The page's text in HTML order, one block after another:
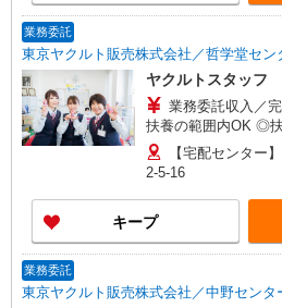
業務委託
東京ヤクルト販売株式会社／哲学堂セン
ヤクルトスタッフ
業務委託収入／
扶養の範囲内OK ◎
応相談 ※収入補償制
間） ◆月収例:週5日9
りなし！ ※研修制度
【宅配センター
2-5-16
キープ
業務委託
東京ヤクルト販売株式会社／中野センタ